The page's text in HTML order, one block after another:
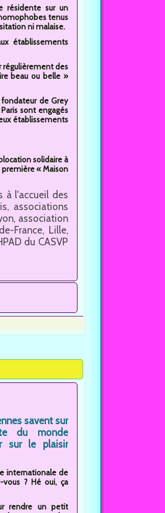
résidente sur un
tenus
ni malaise.
établissements
régulièrement des
beau ou belle »
fondateur de Grey
sont engagés
établissements
solidaire à
première « Maison
à l'accueil des
associations
association
France, Lille,
du CASVP
savent sur
du monde
sur le plaisir
internationale de
vous ? Hé oui, ça
rendre un petit